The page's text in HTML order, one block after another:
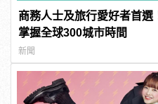
商務人士及旅行愛好者首
掌握全球300城市時間
新聞